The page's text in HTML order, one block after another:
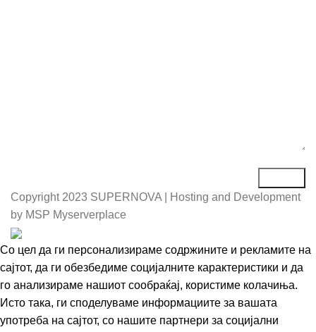
Copyright 2023 SUPERNOVA | Hosting and Development
by MSP Myserverplace
Со цел да ги персонализираме содржините и рекламите на
сајтот, да ги обезбедиме социјалните карактеристики и да
го анализираме нашиот сообраќај, користиме колачиња.
Исто така, ги споделуваме информациите за вашата
употреба на сајтот, со нашите партнери за социјални